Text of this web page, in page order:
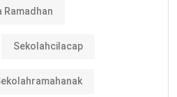
Ramadhan
Sekolahcilacap